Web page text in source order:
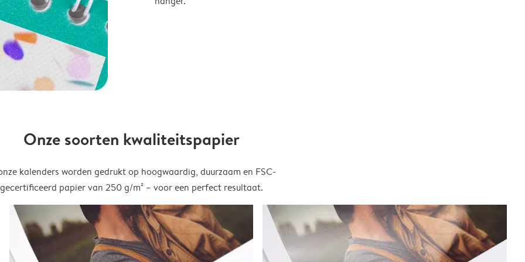
Onze soorten kwaliteitspapier
kalenders worden gedrukt op hoogwaardig, duurzaam en FSC-
gecertificeerd papier van 250 g/m² – voor een perfect resultaat.